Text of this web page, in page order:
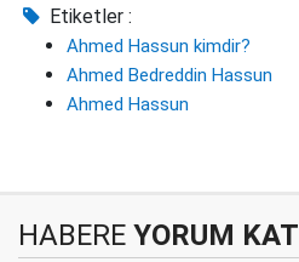
Etiketler :
Ahmed Hassun kimdir?
Ahmed Bedreddin Hassun
Ahmed Hassun
HABERE YORUM KAT